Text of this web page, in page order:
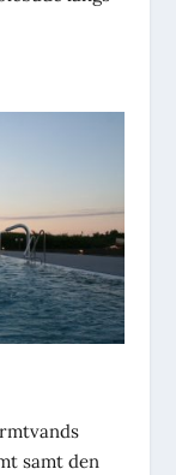
samt den